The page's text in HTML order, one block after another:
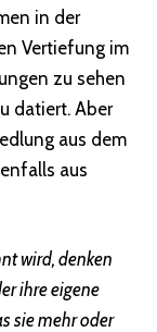
in der
Vertiefung im
zu sehen
datiert. Aber
aus dem
aus
wird, denken
ihre eigene
sie mehr oder